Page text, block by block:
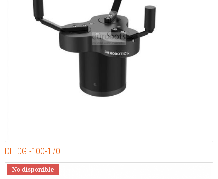
DH CGI-100-170
No disponible